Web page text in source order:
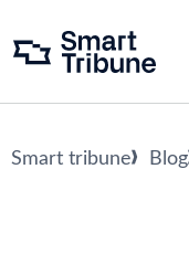
Smart tribune Blog